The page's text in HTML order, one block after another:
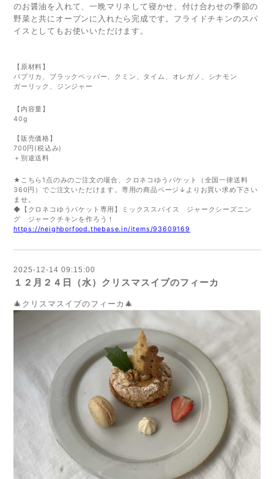
のお醤油を入れて、一晩マリネして寝かせ、付け合わせの季節の
野菜と共にオーブンに入れたら完成です。フライドチキンのスパ
イスとしてもお使いいただけます。
【原材料】
パプリカ、ブラックペッパー、クミン、タイム、オレガノ、シナモン
ガーリック、ジンジャー
【内容量】
40g
【販売価格】
700円(税込み)
＋別途送料
★こちら1点のみのご注文の場合、クロネコゆうパケット（全国一律送料
360円）でご注文いただけます。 専用の商品ページ↓よりお買い求め下さい
ませ。
◆【クロネコゆうパケット専用】ミックススパイス ジャークシーズニン
グ ジャークチキンを作ろう！
https://neighborfood.thebase.in/items/93609169
2025-12-14 09:15:00
１２月２４日（水）クリスマスイブのフィーカ
🎄クリスマスイブのフィーカ🎄